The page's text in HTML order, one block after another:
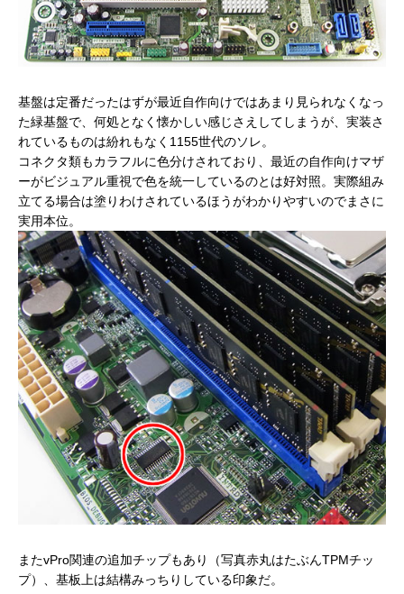
基盤は定番だったはずが最近自作向けではあまり見られなくなっ
た緑基盤で、何処となく懐かしい感じさえしてしまうが、実装さ
れているものは紛れもなく1155世代のソレ。
コネクタ類もカラフルに色分けされており、最近の自作向けマザ
ーがビジュアル重視で色を統一しているのとは好対照。実際組み
立てる場合は塗りわけされているほうがわかりやすいのでまさに
実用本位。
またvPro関連の追加チップもあり（写真赤丸はたぶんTPMチッ
プ）、基板上は結構みっちりしている印象だ。